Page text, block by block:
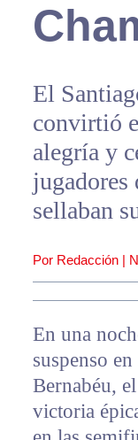
El
convirtió
alegría y
sellaban
Por Redacción |
En una
suspenso
Bernabéu,
victoria